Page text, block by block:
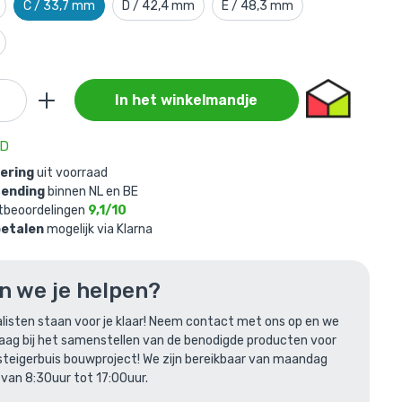
C / 33,7 mm D / 42,4 mm E / 48,3 mm
In het winkelmandje
uit voorraad
binnen NL en BE
9,1/10
mogelijk via Klarna
we je helpen?
staan voor je klaar! Neem contact met ons op en we
bij het samenstellen van de benodigde producten voor
bouwproject! We zijn bereikbaar van maandag
8:30uur tot 17:00uur.
aan je
mm (75